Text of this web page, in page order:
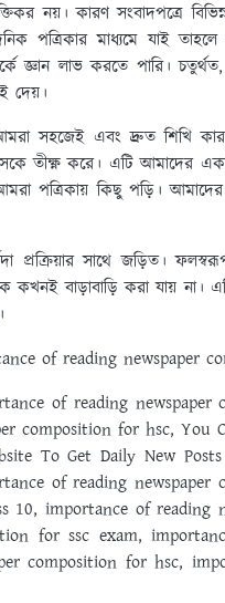
নয়। কারণ সংবাদপত্রে
মাধ্যমে যাই তাহলে
জ্ঞান লাভ করতে পারি।
দেয়।
সহজেই এবং দ্রুত শিখি
তীক্ষ্ণ করে। এটি আমাদের
পত্রিকায় কিছু পড়ি।
প্রক্রিয়ার সাথে জড়িত।
কখনই বাড়াবাড়ি করা যায়
of reading newspaper
of reading
composition for hsc, You
To Get Daily New
of reading
10, importance of reading
for ssc exam,
composition for hsc,